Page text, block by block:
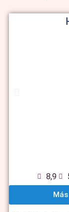
8,9